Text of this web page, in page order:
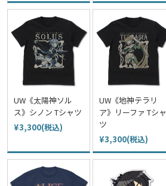
UW《太陽神ソル
ス》シノン Tシャツ
¥3,300(税込)
UW《地神テラリ
ア》リーファ Tシャ
ツ
¥3,300(税込)